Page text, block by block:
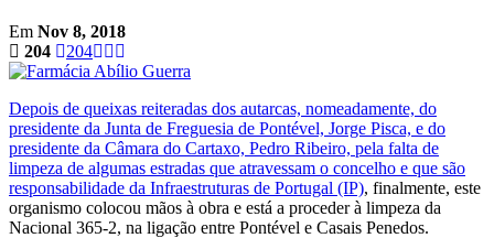
Em Nov 8, 2018
204
204
Depois de queixas reiteradas dos autarcas, nomeadamente, do
presidente da Junta de Freguesia de Pontével, Jorge Pisca, e do
presidente da Câmara do Cartaxo, Pedro Ribeiro, pela falta de
limpeza de algumas estradas que atravessam o concelho e que são
responsabilidade da Infraestruturas de Portugal (IP), finalmente, este
organismo colocou mãos à obra e está a proceder à limpeza da
Nacional 365-2, na ligação entre Pontével e Casais Penedos.